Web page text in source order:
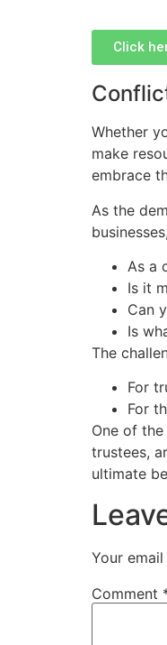
Click
Whether
make
embrace
As the
As a
Is it
Can
Is
The
For
For
One of
trustees,
ultimate
Your
Comment